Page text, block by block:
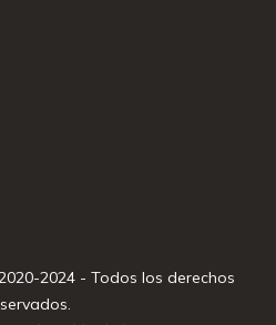
2024 - Todos los derechos